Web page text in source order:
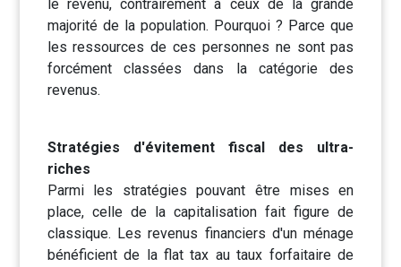
le revenu, contrairement à ceux de la grande
majorité de la population. Pourquoi ? Parce que
les ressources de ces personnes ne sont pas
forcément classées dans la catégorie des
revenus.
Stratégies d'évitement fiscal des ultra-
riches
Parmi les stratégies pouvant être mises en
place, celle de la capitalisation fait figure de
classique. Les revenus financiers d'un ménage
bénéficient de la flat tax au taux forfaitaire de